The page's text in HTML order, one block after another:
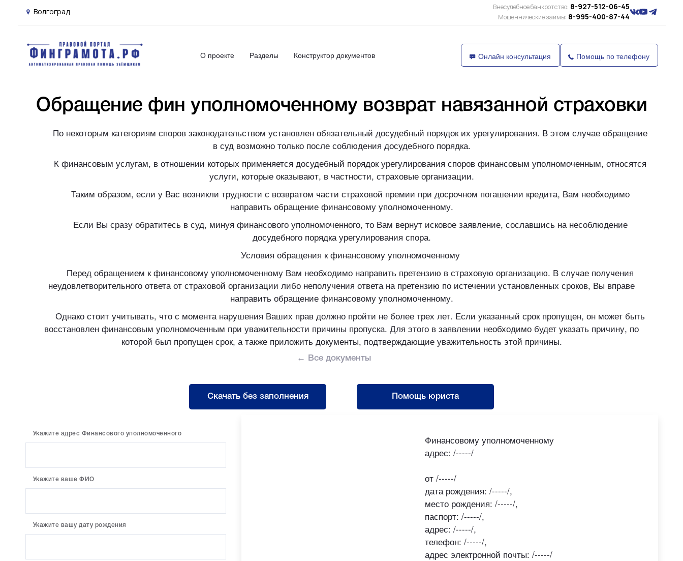
Волгоград Внесудебное банкротство: 8-927-512-06-45
Мошеннические займы: 8-995-400-87-44
О проекте Разделы Конструктор документов Онлайн консультация Помощь по телефону
Обращение фин уполномоченному возврат навязанной страховки
По некоторым категориям споров законодательством установлен обязательный досудебный порядок их урегулирования. В этом случае обращение
в суд возможно только после соблюдения досудебного порядка.
К финансовым услугам, в отношении которых применяется досудебный порядок урегулирования споров финансовым уполномоченным, относятся
услуги, которые оказывают, в частности, страховые организации.
Таким образом, если у Вас возникли трудности с возвратом части страховой премии при досрочном погашении кредита, Вам необходимо
направить обращение финансовому уполномоченному.
Если Вы сразу обратитесь в суд, минуя финансового уполномоченного, то Вам вернут исковое заявление, сославшись на несоблюдение
досудебного порядка урегулирования спора.
Условия обращения к финансовому уполномоченному
Перед обращением к финансовому уполномоченному Вам необходимо направить претензию в страховую организацию. В случае получения
неудовлетворительного ответа от страховой организации либо неполучения ответа на претензию по истечении установленных сроков, Вы вправе
направить обращение финансовому уполномоченному.
Однако стоит учитывать, что с момента нарушения Ваших прав должно пройти не более трех лет. Если указанный срок пропущен, он может быть
восстановлен финансовым уполномоченным при уважительности причины пропуска. Для этого в заявлении необходимо будет указать причину, по
которой был пропущен срок, а также приложить документы, подтверждающие уважительность этой причины.
← Все документы
Скачать без заполнения Помощь юриста
Укажите адрес Финансового уполномоченного
Укажите ваше ФИО
Укажите вашу дату рождения
Финансовому уполномоченному
адрес: /-----/
от /-----/
дата рождения: /-----/,
место рождения: /-----/,
паспорт: /-----/,
адрес: /-----/,
телефон: /-----/,
адрес электронной почты: /-----/